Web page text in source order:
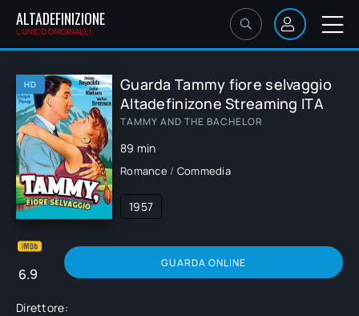
ALTADEFINIZIONE
L'UNICO ORIGINALE!
HD
Guarda Tammy fiore selvaggio
Altadefinizone Streaming ITA
TAMMY AND THE BACHELOR
89 min
Romance / Commedia
1957
6.9
GUARDA ONLINE
Direttore: